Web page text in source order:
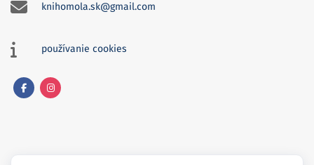
knihomola.sk@gmail.com
používanie cookies